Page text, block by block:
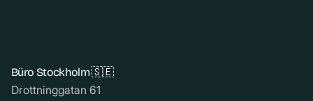
Büro Stockholm 🇸🇪
Drottninggatan 61